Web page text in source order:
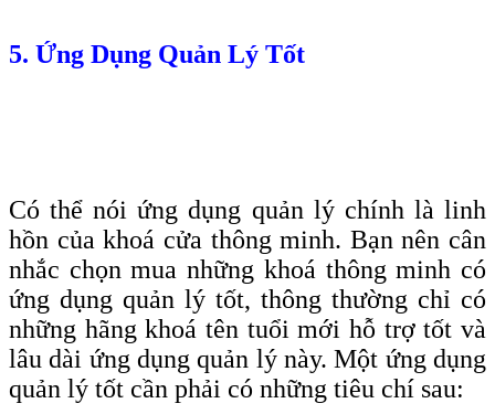
5. Ứng Dụng Quản Lý Tốt
Có thể nói ứng dụng quản lý chính là linh
hồn của khoá cửa thông minh. Bạn nên cân
nhắc chọn mua những khoá thông minh có
ứng dụng quản lý tốt, thông thường chỉ có
những hãng khoá tên tuổi mới hỗ trợ tốt và
lâu dài ứng dụng quản lý này. Một ứng dụng
quản lý tốt cần phải có những tiêu chí sau: